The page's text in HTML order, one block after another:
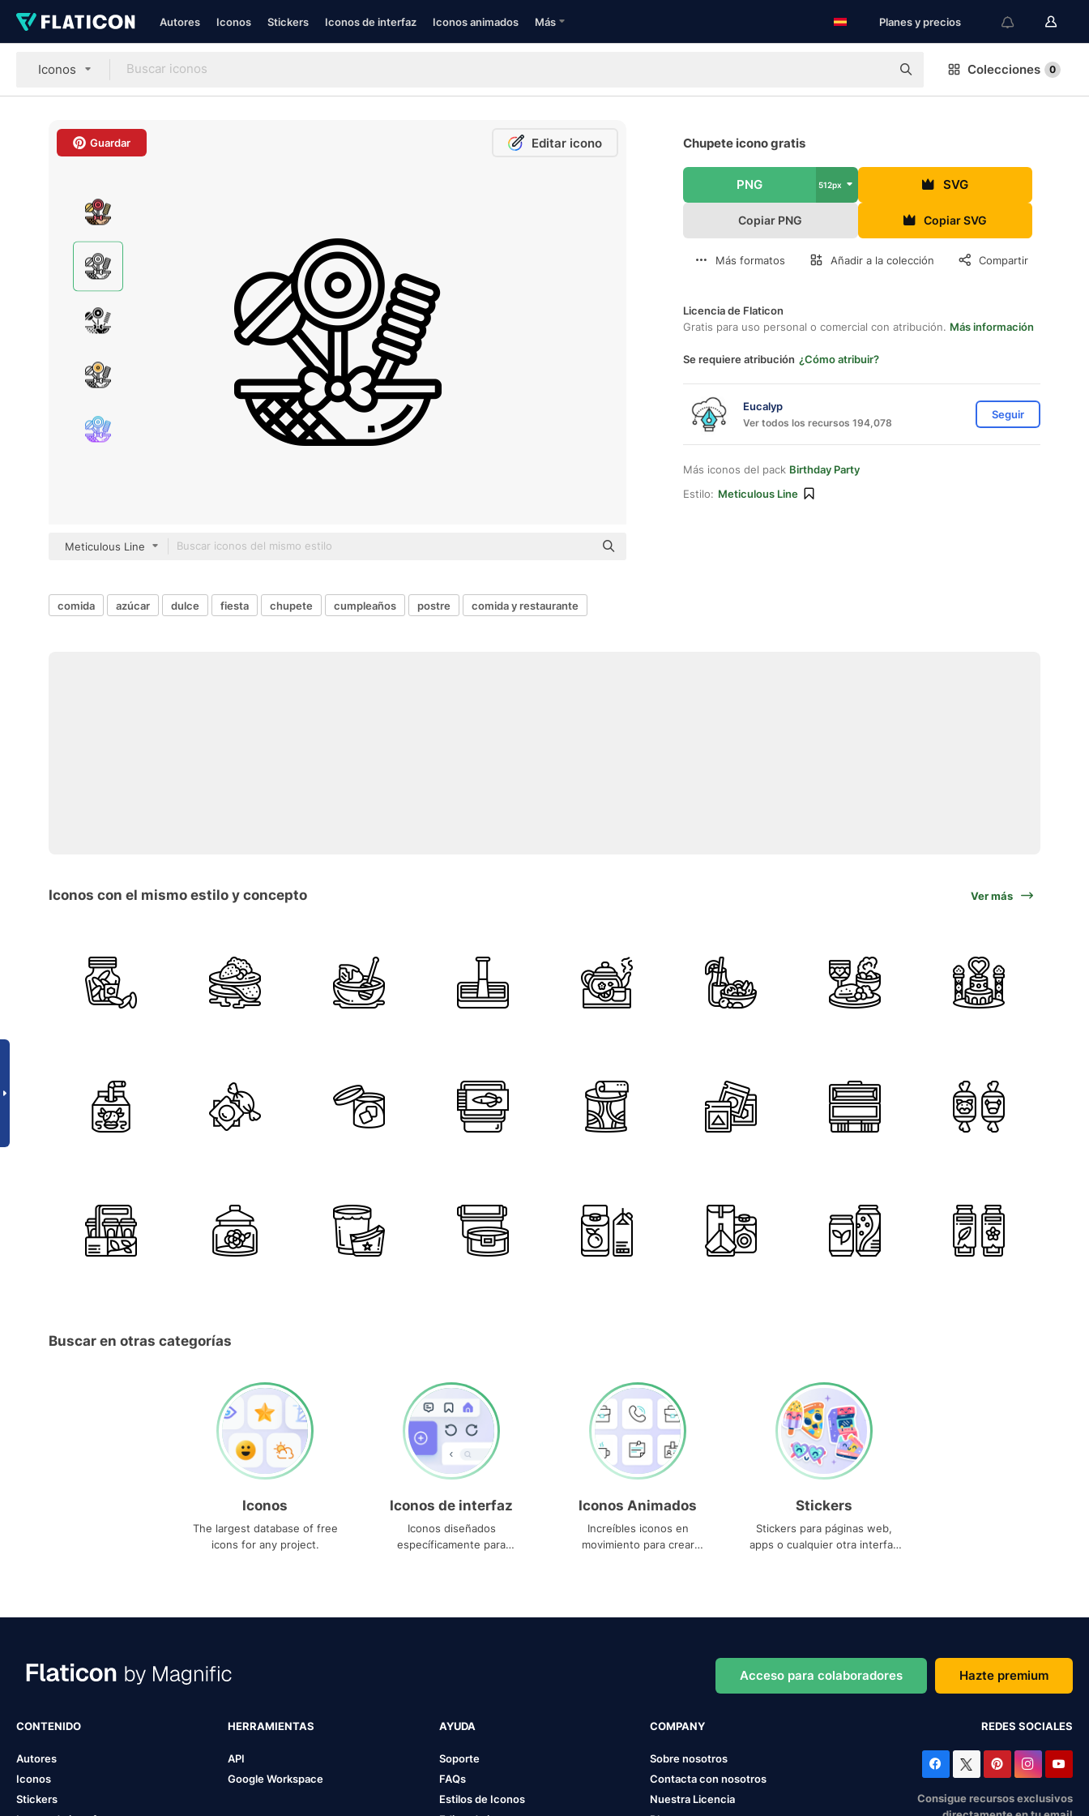
Autores Iconos Stickers Iconos de interfaz Iconos animados Más Planes y precios
Iconos Colecciones 0
Guardar Editar icono
Meticulous Line
Chupete icono gratis
PNG 512px SVG
Copiar PNG Copiar SVG
Más formatos Añadir a la colección Compartir
Licencia de Flaticon
Gratis para uso personal o comercial con atribución. Más información
Se requiere atribución ¿Cómo atribuir?
Eucalyp
Ver todos los recursos 194,078
Seguir
Más iconos del pack Birthday Party
Estilo: Meticulous Line
comida azúcar dulce fiesta chupete cumpleaños postre comida y restaurante
Iconos con el mismo estilo y concepto Ver más
Buscar en otras categorías
Iconos
The largest database of free
icons for any project.
Iconos de interfaz
Iconos diseñados
específicamente para
Iconos Animados
Increíbles iconos en
movimiento para crear
Stickers
Stickers para páginas web,
apps o cualquier otra interfaz
Acceso para colaboradores Hazte premium
CONTENIDO
Autores
Iconos
Stickers
HERRAMIENTAS
API
Google Workspace
AYUDA
Soporte
FAQs
Estilos de Iconos
COMPANY
Sobre nosotros
Contacta con nosotros
Nuestra Licencia
REDES SOCIALES
Consigue recursos exclusivos